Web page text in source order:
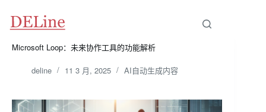
Microsoft Loop：未来协作工具的功能解析
deline 11 3 月, 2025 AI自动生成内容